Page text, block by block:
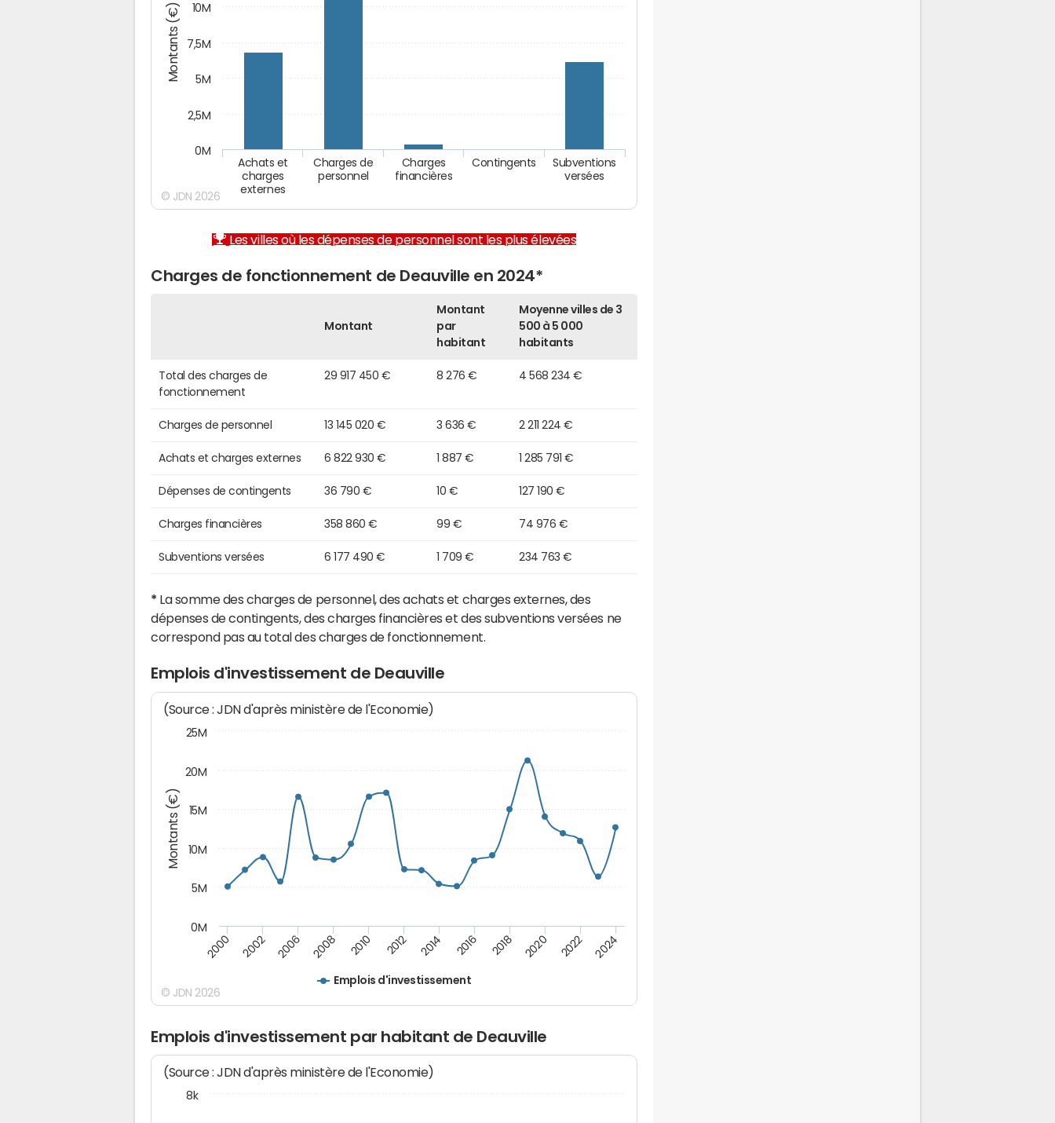
Montants (€)
Achats et
charges
externes
Charges de
personnel
Charges
financières
Contingents
Subventions
versées
0M
2,5M
5M
7,5M
10M
© JDN 2026
Les villes où les dépenses de personnel sont les plus élevées
Charges de fonctionnement de Deauville en 2024*
Montant
Montant
par
habitant
Moyenne villes de 3
500 à 5 000
habitants
Total des charges de
fonctionnement
29 917 450 € 8 276 € 4 568 234 €
Charges de personnel 13 145 020 € 3 636 € 2 211 224 €
Achats et charges externes 6 822 930 € 1 887 € 1 285 791 €
Dépenses de contingents 36 790 € 10 € 127 190 €
Charges financières 358 860 € 99 € 74 976 €
Subventions versées 6 177 490 € 1 709 € 234 763 €
* La somme des charges de personnel, des achats et charges externes, des
dépenses de contingents, des charges financières et des subventions versées ne
correspond pas au total des charges de fonctionnement.
Emplois d'investissement de Deauville
Montants (€)
(Source : JDN d'après ministère de l'Economie)
Emplois d'investissement
2000 2002 2006 2008 2010 2012 2014 2016 2018 2020 2022 2024
0M
5M
10M
15M
20M
25M
© JDN 2026
Emplois d'investissement par habitant de Deauville
(Source : JDN d'après ministère de l'Economie)
8k